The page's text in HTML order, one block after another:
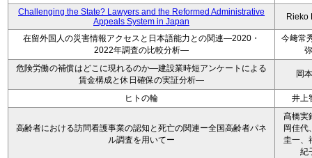
Challenging the State? Lawyers and the Reformed Administrative
Appeals System in Japan
Rieko
在留外国人の災害情報アクセスと日本語能力との関連―2020・
2022年調査の比較分析―
今﨑常
弥
危険労働の補償はどこに現れるのか―建設業時短アンケートによる
賃金構成と休日確保の実証分析―
岡
ヒトの輪 井上
高齢者における訪問看護事業の認知と死亡の関連ー全国高齢者パネ
ル調査を用いてー
髙橋実
岡佳代
圭一、
紀